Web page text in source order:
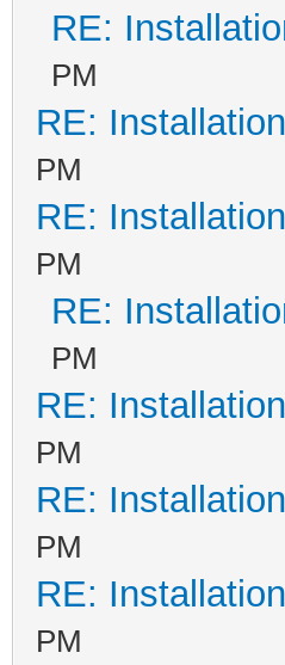
RE:
PM
RE:
PM
RE:
PM
RE:
PM
RE:
PM
RE:
PM
RE:
PM